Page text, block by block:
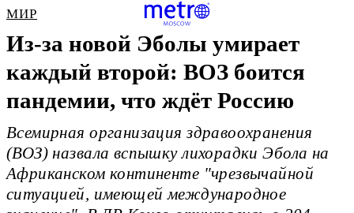
МИР
Из-за новой Эболы умирает
каждый второй: ВОЗ боится
пандемии, что ждёт Россию
Всемирная организация здравоохранения
(ВОЗ) назвала вспышку лихорадки Эбола на
Африканском континенте "чрезвычайной
ситуацией, имеющей международное